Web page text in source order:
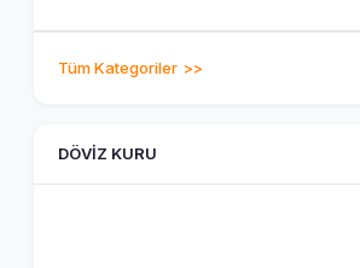
Tüm Kategoriler
DÖVIZ KURU